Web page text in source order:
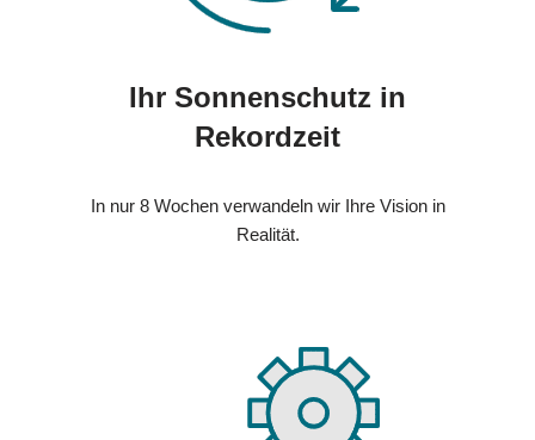
Ihr Sonnenschutz in
Rekordzeit
In nur 8 Wochen verwandeln wir Ihre Vision in
Realität.